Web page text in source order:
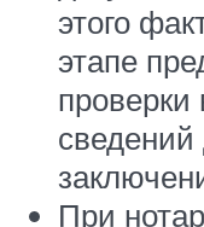
этого
этапе
проверки
При